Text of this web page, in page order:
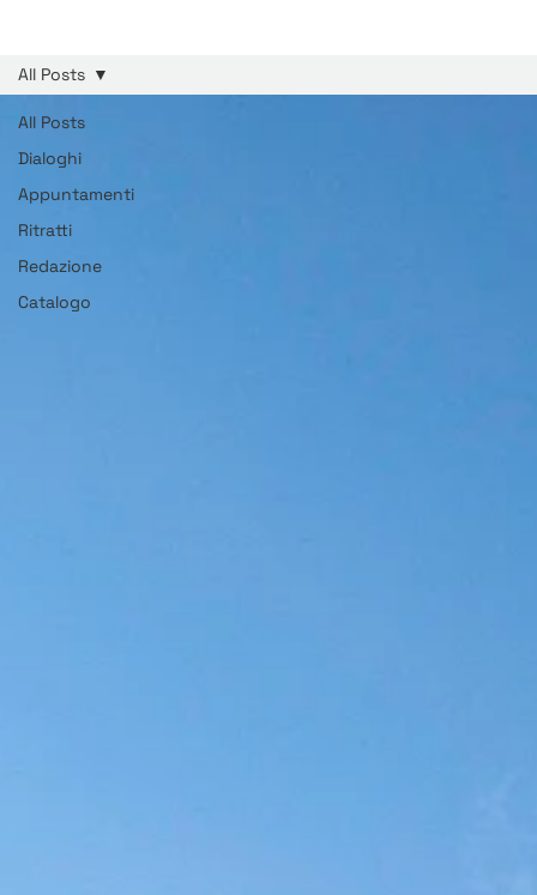
All Posts
Dialoghi
Appuntamenti
Ritratti
Redazione
Catalogo
All Posts